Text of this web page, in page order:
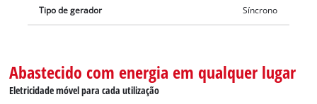
Tipo de gerador Síncrono
Abastecido com energia em qualquer lugar
Eletricidade móvel para cada utilização